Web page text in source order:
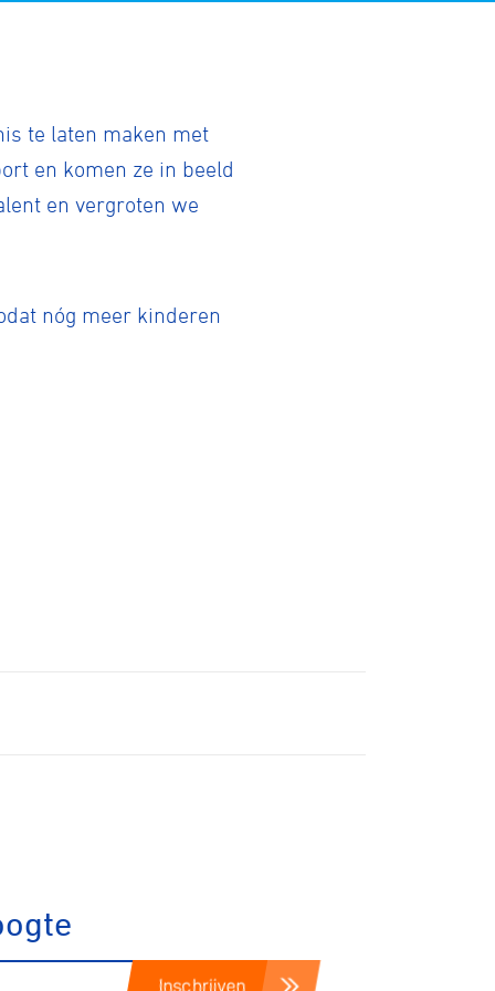
te laten maken met
en komen ze in beeld
en vergroten we
nóg meer kinderen
Inschrijven
E-Racing